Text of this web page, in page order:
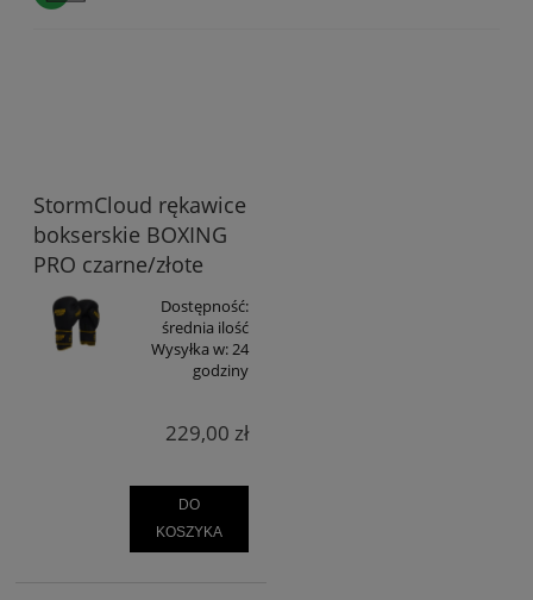
StormCloud rękawice
bokserskie BOXING
PRO czarne/złote
Dostępność:
średnia ilość
Wysyłka w:24
godziny
229,00 zł
DO
KOSZYKA